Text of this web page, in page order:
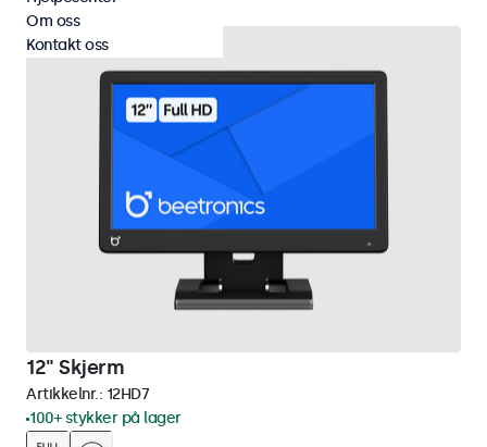
12" Skjerm
Artikkelnr.: 12HD7
100+ stykker på lager
Om oss
Kontakt oss